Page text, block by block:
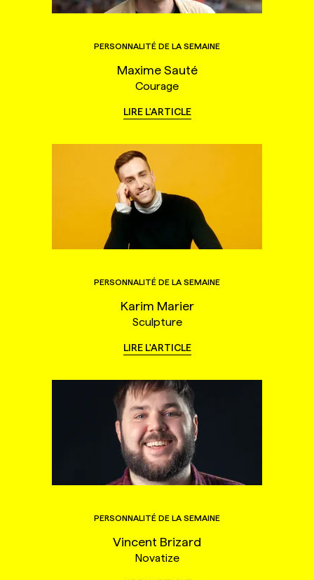
PERSONNALITÉ DE LA SEMAINE
Maxime Sauté
Courage
LIRE L'ARTICLE
PERSONNALITÉ DE LA SEMAINE
Karim Marier
Sculpture
LIRE L'ARTICLE
PERSONNALITÉ DE LA SEMAINE
Vincent Brizard
Novatize